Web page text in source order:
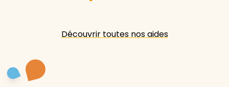
Découvrir toutes nos aides